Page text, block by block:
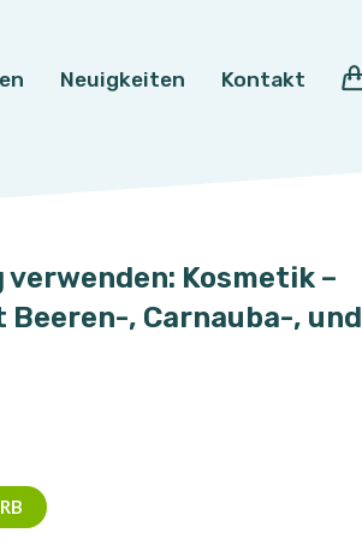
Neuigkeiten Kontakt
Kosmetik –
, Carnauba-, und